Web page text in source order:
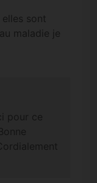
sont
maladie je